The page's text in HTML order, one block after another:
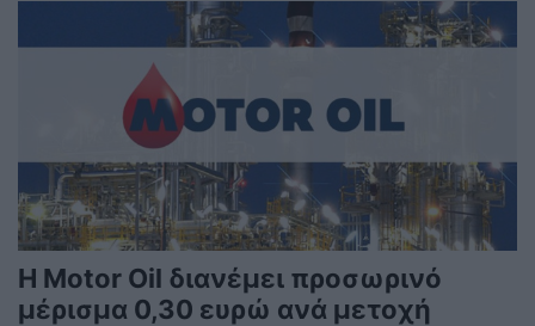
Η Motor Oil διανέμει προσωρινό
μέρισμα 0,30 ευρώ ανά μετοχή